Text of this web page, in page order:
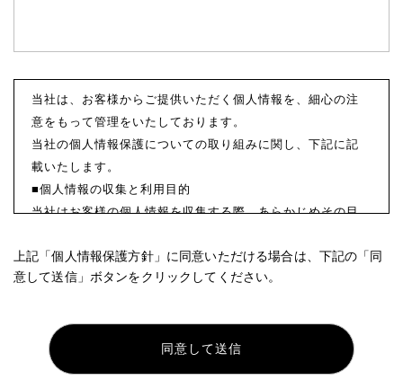
当社は、お客様からご提供いただく個人情報を、細心の注
意をもって管理をいたしております。
当社の個人情報保護についての取り組みに関し、下記に記
載いたします。
■個人情報の収集と利用目的
当社はお客様の個人情報を収集する際、あらかじめその目
情報の収集を行います。
当社は個人情報保護に関する法令を遵守すると共に、お客
いて、利用させていただきます。
お客様からのお問い合わせや、依頼内容に対応させて頂く
ため
上記「個人情報保護方針」に同意いただける場合は、下記の「同
意して送信」ボタンをクリックしてください。